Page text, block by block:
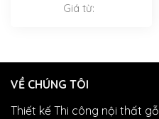
Giá từ:
VỀ CHÚNG TÔI
Thiết kế Thi công nội thất gỗ